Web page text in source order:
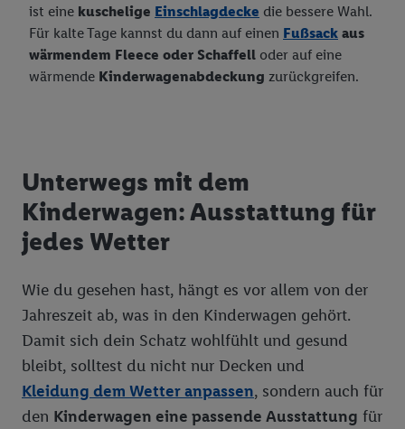
ist eine kuschelige Einschlagdecke die bessere Wahl.
Für kalte Tage kannst du dann auf einen Fußsack aus
wärmendem Fleece oder Schaffell oder auf eine
wärmende Kinderwagenabdeckung zurückgreifen.
Unterwegs mit dem
Kinderwagen: Ausstattung für
jedes Wetter
Wie du gesehen hast, hängt es vor allem von der
Jahreszeit ab, was in den Kinderwagen gehört.
Damit sich dein Schatz wohlfühlt und gesund
bleibt, solltest du nicht nur Decken und
Kleidung dem Wetter anpassen, sondern auch für
den Kinderwagen eine passende Ausstattung für